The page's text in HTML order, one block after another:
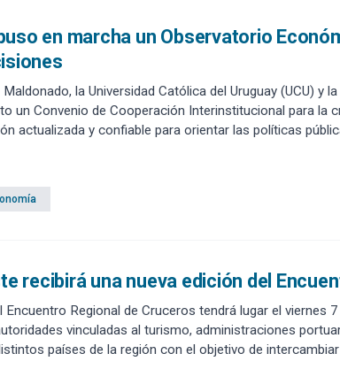
en marcha un Observatorio
la Universidad Católica del Uruguay (UCU) y
un Convenio de Cooperación Interinstitucional para la
actualizada y confiable para orientar las políticas
recibirá una nueva edición del
Encuentro Regional de Cruceros tendrá lugar el viernes
vinculadas al turismo, administraciones
países de la región con el objetivo de
que plantea el actual contexto internacional.